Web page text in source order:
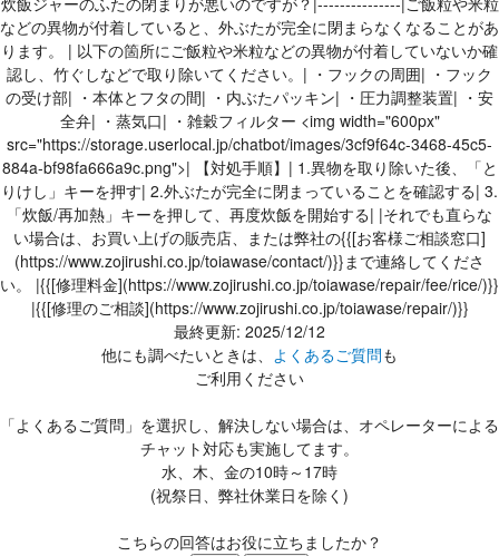
などの異物が付着していると、外ぶたが完全に閉まらなくなることがあ
ります。 | 以下の箇所にご飯粒や米粒などの異物が付着していないか確
認し、竹ぐしなどで取り除いてください。| ・フックの周囲| ・フック
の受け部| ・本体とフタの間| ・内ぶたパッキン| ・圧力調整装置| ・安
全弁| ・蒸気口| ・雑穀フィルター <img width="600px"
src="https://storage.userlocal.jp/chatbot/images/3cf9f64c-3468-45c5-
884a-bf98fa666a9c.png">| 【対処手順】| 1.異物を取り除いた後、「と
りけし」キーを押す| 2.外ぶたが完全に閉まっていることを確認する| 3.
「炊飯/再加熱」キーを押して、再度炊飯を開始する| |それでも直らな
い場合は、お買い上げの販売店、または弊社の{{[お客様ご相談窓口]
(https://www.zojirushi.co.jp/toiawase/contact/)}}まで連絡してくださ
い。 |{{[修理料金](https://www.zojirushi.co.jp/toiawase/repair/fee/rice/)}}
|{{[修理のご相談](https://www.zojirushi.co.jp/toiawase/repair/)}}
最終更新: 2025/12/12
他にも調べたいときは、 よくあるご質問も
ご利用ください
「よくあるご質問」を選択し、解決しない場合は、オペレーターによる
チャット対応も実施してます。
水、木、金の10時～17時
(祝祭日、弊社休業日を除く)
こちらの回答はお役に立ちましたか？